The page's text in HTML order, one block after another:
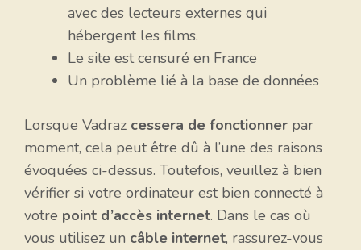
avec des lecteurs externes qui
hébergent les films.
Le site est censuré en France
Un problème lié à la base de données
Lorsque Vadraz cessera de fonctionner par
moment, cela peut être dû à l’une des raisons
évoquées ci-dessus. Toutefois, veuillez à bien
vérifier si votre ordinateur est bien connecté à
votre point d’accès internet. Dans le cas où
vous utilisez un câble internet, rassurez-vous